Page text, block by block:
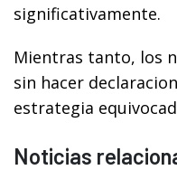
significativamente.
Mientras tanto, los
sin hacer
estrategia
Noticias